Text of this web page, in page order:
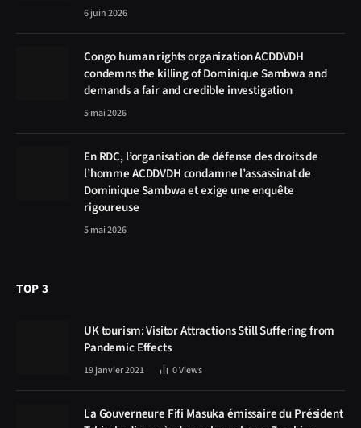
6 juin 2026
Congo human rights organization ACDDVDH
condemns the killing of Dominique Sambwa and
demands a fair and credible investigation
5 mai 2026
En RDC, l’organisation de défense des droits de
l’homme ACDDVDH condamne l’assassinat de
Dominique Sambwa et exige une enquête
rigoureuse
5 mai 2026
TOP 3
UK tourism: Visitor Attractions Still Suffering from
Pandemic Effects
19 janvier 2021 0Views
La Gouverneure Fifi Masuka émissaire du Président